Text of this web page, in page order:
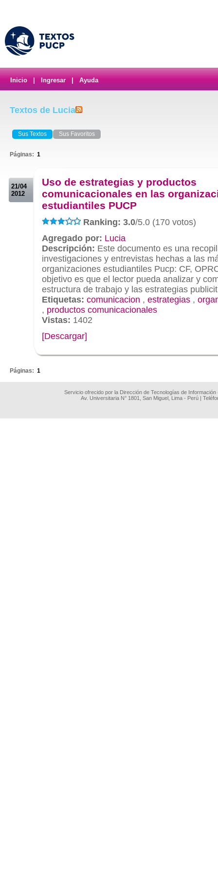
Inicio Ingresar Ayuda
Textos de Lucia
Sus Textos Sus Favoritos
Páginas: 1
21/04
2012
Uso de estrategias y productos
comunicacionales en las
estudiantiles PUCP
Ranking: 3.0/5.0 (170 votos)
Agregado por: Lucia
Descripción: Este documento es una
investigaciones y entrevistas hechas a las
organizaciones estudiantiles Pucp: CF,
objetivo es que el lector pueda analizar y
estructura de trabajo y las estrategias
Etiquetas: comunicacion , estrategias ,
, productos comunicacionales
Vistas: 1402
[Descargar]
Páginas: 1
Servicio ofrecido por la Dirección de Tecnologías de
Av. Universitaria N° 1801, San Miguel, Lima - Perú |